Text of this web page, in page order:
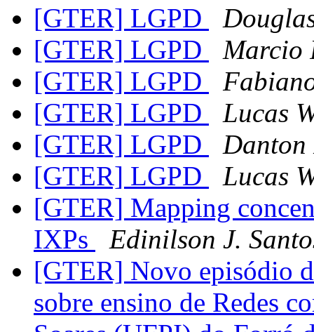
[GTER] LGPD
[GTER] LGPD
Marcio
[GTER] LGPD
[GTER] LGPD
Lucas
[GTER] LGPD
Danton
[GTER] LGPD
Lucas
[GTER] Mapping
IXPs
Edinilson J.
[GTER] Novo episódio
sobre ensino de Redes